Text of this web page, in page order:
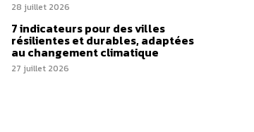
28 juillet 2026
7 indicateurs pour des villes
résilientes et durables, adaptées
au changement climatique
27 juillet 2026